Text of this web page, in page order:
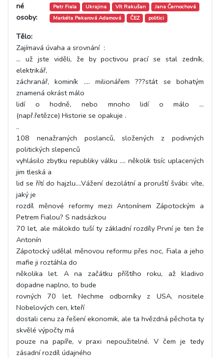
né
osoby:
Petr Fiala
Ukrajina Vít Rakušan
Jana Černochová
Markéta Pekarová Adamová
ČEZ politici
Tělo:
Zajímavá úvaha a srovnání :
... už jste viděli, že by poctivou prací se stal zedník,
elektrikář,
záchranář, kominík .... milionářem ???stát se bohatým
znamená okrást málo
lidí o hodně, nebo mnoho lidí o málo ...
(např.řetězce) Historie se opakuje .
..
108 nenažraných poslanců, složených z podivných
politických slepenců
vyhlásilo zbytku republiky válku .... několik tisíc uplacených
jim tleská a
lid se řítí do hajzlu....Vážení dezolátní a proruští švábi: víte,
jaký je
rozdíl měnové reformy mezi Antonínem Zápotockým a
Petrem Fialou? S nadsázkou
70 let, ale málokdo tuší ty základní rozdíly První je ten že
Antonín
Zápotocký udělal měnovou reformu přes noc, Fiala a jeho
mafie ji roztáhla do
několika let. A na začátku příštího roku, až kladivo
dopadne naplno, to bude
rovných 70 let. Nechme odborníky z USA, nositele
Nobelových cen, kteří
dostali cenu za řešení ekonomik, ale ta hvězdná pěchota ty
skvělé výpočty má
pouze na papíře, v praxi nepoužitelné. V čem je tedy
zásadní rozdíl údajného